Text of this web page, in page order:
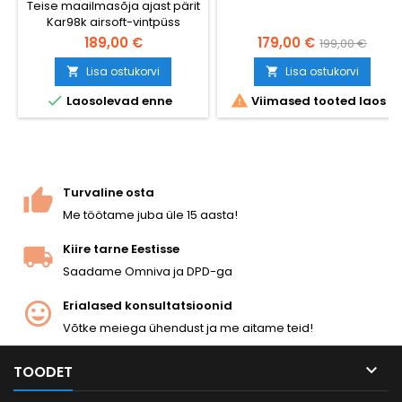
Teise maailmasõja ajast pärit
Kar98k airsoft-vintpüss
metallist hülsi väljutamise
mehhanismiga — realistlik
alternatiiv tavapärastele
suure mahutavusega
snaiperrelvadele. Laadige
BB-kuulid
välja. Vedruga töötav, ~350
FPS / 1,14 J 0,20 g BB-
kuulidega, kogupikkus 1120
189,00 €
 Lisa ostukorvi
 Laosolevad enne
179,00 € 199,00 €
 Lisa ostukorvi
 Viimased tooted laos
Turvaline osta
Me töötame juba üle 15 aasta!
Kiire tarne Eestisse
Saadame Omniva ja DPD-ga
Erialased konsultatsioonid
Võtke meiega ühendust ja me aitame teid!
TOODET 